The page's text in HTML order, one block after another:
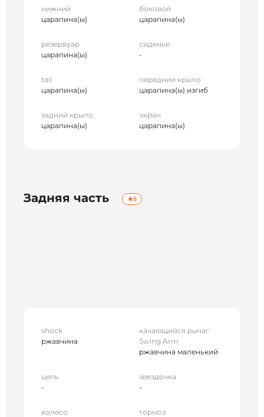
нижний
царапина(ы)
боковой
царапина(ы)
резервуар
царапина(ы)
сиденье
-
tail
царапина(ы)
передний крыло
царапина(ы) изгиб
задний крыло
царапина(ы)
экран
царапина(ы)
Задняя часть 5
shock
ржавчина
качающийся рычаг
Swing Arm
ржавчина маленький
цепь
-
звездочка
-
колесо
тормоз